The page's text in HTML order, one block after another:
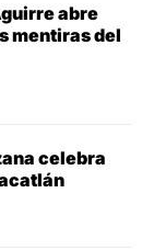
abre
mentiras del
celebra